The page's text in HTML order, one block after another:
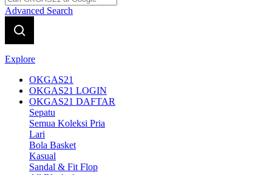
Advanced Search
Explore
OKGAS21
OKGAS21 LOGIN
OKGAS21 DAFTAR
Sepatu
Semua Koleksi Pria
Lari
Bola Basket
Kasual
Sandal & Fit Flop